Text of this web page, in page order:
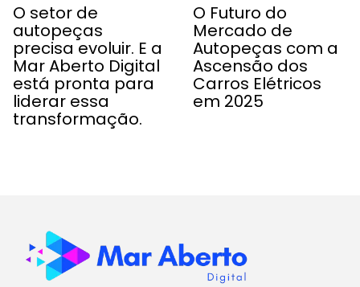
O setor de
autopeças
precisa evoluir. E a
Mar Aberto Digital
está pronta para
liderar essa
transformação.
O Futuro do
Mercado de
Autopeças com a
Ascensão dos
Carros Elétricos
em 2025